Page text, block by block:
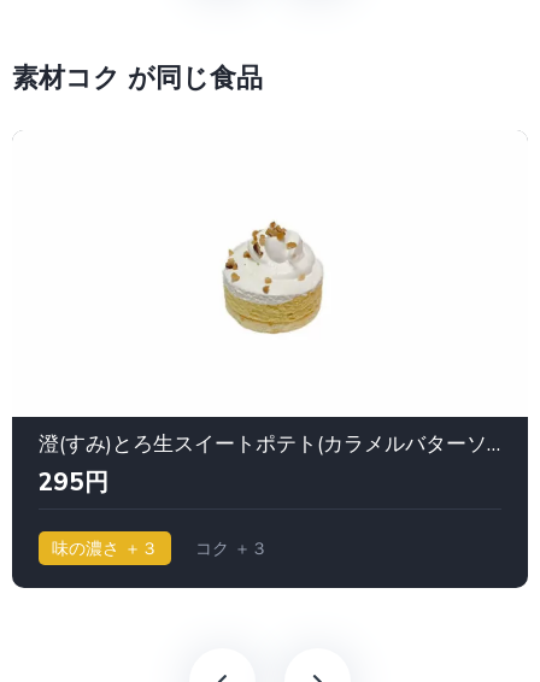
素材コク が同じ食品
澄(すみ)とろ生スイートポテト(カラメルバターソース入り) Uchi Café Spécialité｜ローソン
295円
味の濃さ ＋３ コク ＋３